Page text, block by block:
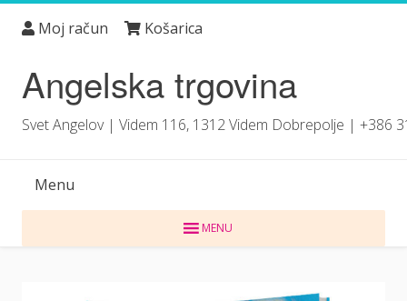
Moj račun Košarica
Angelska trgovina
Svet Angelov | Videm 116, 1312 Videm Dobrepolje | +386
Menu